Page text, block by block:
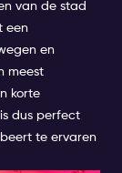
van de stad
een
en
meest
korte
dus perfect
te ervaren